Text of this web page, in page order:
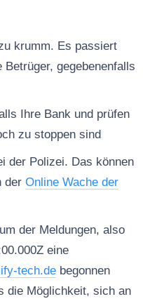
krumm. Es passiert
gegebenenfalls
Ihre Bank und prüfen
zu stoppen sind
der Polizei. Das können
der Online Wache der
der Meldungen, also
eine
tech.debegonnen
die Möglichkeit, sich an